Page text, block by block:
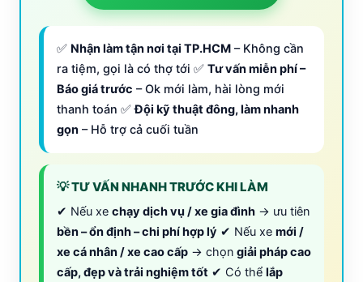
✅ Nhận làm tận nơi tại TP.HCM – Không cần
ra tiệm, gọi là có thợ tới ✅ Tư vấn miễn phí –
Báo giá trước – Ok mới làm, hài lòng mới
thanh toán ✅Đội kỹ thuật đông, làm nhanh
gọn – Hỗ trợ cả cuối tuần
💡 TƯ VẤN NHANH TRƯỚC KHI LÀM
✔ Nếu xe chạy dịch vụ / xe gia đình → ưu tiên
bền – ổn định – chi phí hợp lý ✔ Nếu xe mới /
xe cá nhân / xe cao cấp → chọn giải pháp cao
cấp, đẹp và trải nghiệm tốt ✔ Có thể lắp